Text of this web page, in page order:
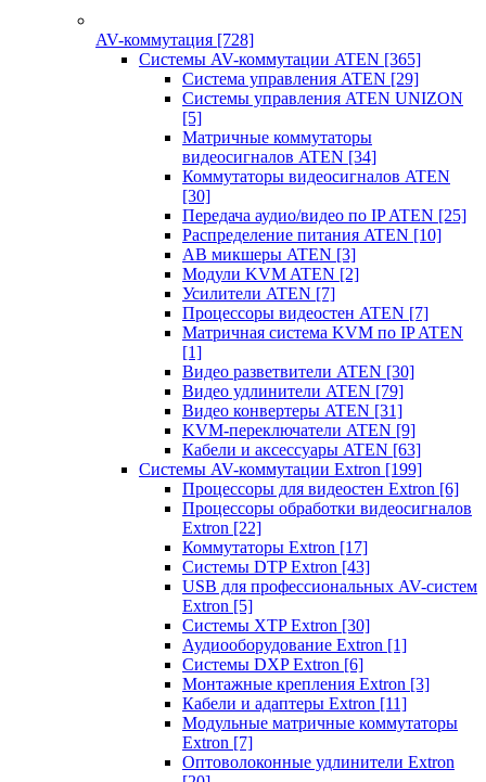
AV-коммутация [728]
Системы AV-коммутации ATEN [365]
Система управления ATEN [29]
Системы управления ATEN UNIZON
[5]
Матричные коммутаторы
видеосигналов ATEN [34]
Коммутаторы видеосигналов ATEN
[30]
Передача аудио/видео по IP ATEN [25]
Распределение питания ATEN [10]
АВ микшеры ATEN [3]
Модули KVM ATEN [2]
Усилители ATEN [7]
Процессоры видеостен ATEN [7]
Матричная система KVM по IP ATEN
[1]
Видео разветвители ATEN [30]
Видео удлинители ATEN [79]
Видео конвертеры ATEN [31]
KVM-переключатели ATEN [9]
Кабели и аксессуары ATEN [63]
Системы AV-коммутации Extron [199]
Процессоры для видеостен Extron [6]
Процессоры обработки видеосигналов
Extron [22]
Коммутаторы Extron [17]
Системы DTP Extron [43]
USB для профессиональных AV-систем
Extron [5]
Системы XTP Extron [30]
Аудиооборудование Extron [1]
Системы DXP Extron [6]
Монтажные крепления Extron [3]
Кабели и адаптеры Extron [11]
Модульные матричные коммутаторы
Extron [7]
Оптоволоконные удлинители Extron